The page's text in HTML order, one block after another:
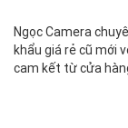
Ngọc Camera
khẩu giá rẻ cũ mới
cam kết từ cửa